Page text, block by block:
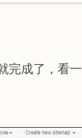
完成了，看